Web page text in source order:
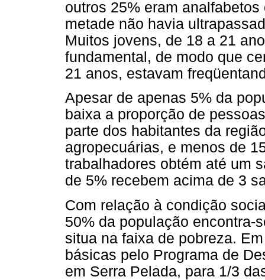
outros 25% eram
metade não havia
Muitos jovens, de 18 a 21
fundamental, de modo que
21 anos, estavam
Apesar de apenas 5% da
baixa a proporção de
parte dos habitantes da
agropecuárias, e menos de
trabalhadores obtém até um
de 5% recebem acima de 3
Com relação à condição
50% da população encontra-
situa na faixa de pobreza.
básicas pelo Programa de
em Serra Pelada, para 1/3